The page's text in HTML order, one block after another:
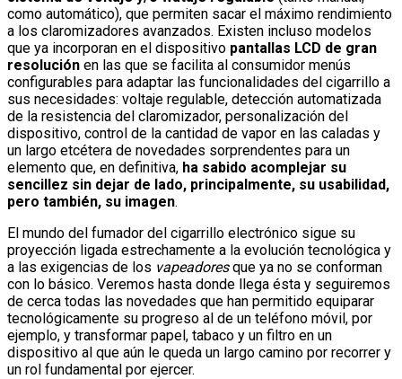
como automático), que permiten sacar el máximo rendimiento
a los claromizadores avanzados. Existen incluso modelos
que ya incorporan en el dispositivo pantallas LCD de gran
resolución en las que se facilita al consumidor menús
configurables para adaptar las funcionalidades del cigarrillo a
sus necesidades: voltaje regulable, detección automatizada
de la resistencia del claromizador, personalización del
dispositivo, control de la cantidad de vapor en las caladas y
un largo etcétera de novedades sorprendentes para un
elemento que, en definitiva, ha sabido acomplejar su
sencillez sin dejar de lado, principalmente, su usabilidad,
pero también, su imagen.
El mundo del fumador del cigarrillo electrónico sigue su
proyección ligada estrechamente a la evolución tecnológica y
a las exigencias de los vapeadoresque ya no se conforman
con lo básico. Veremos hasta donde llega ésta y seguiremos
de cerca todas las novedades que han permitido equiparar
tecnológicamente su progreso al de un teléfono móvil, por
ejemplo, y transformar papel, tabaco y un filtro en un
dispositivo al que aún le queda un largo camino por recorrer y
un rol fundamental por ejercer.